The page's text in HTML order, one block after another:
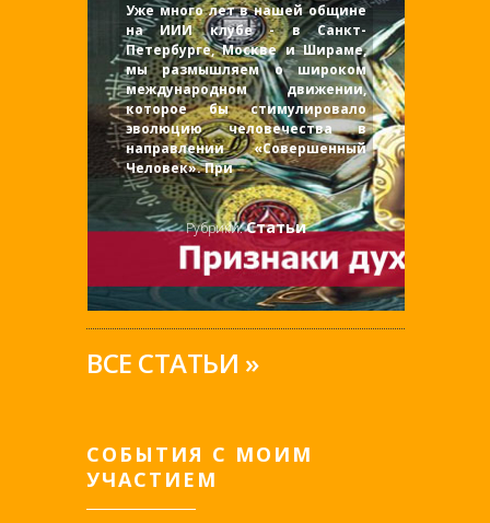
Уже много лет в нашей общине
на ИИИ клубе - в Санкт-
Петербурге, Москве и Шираме,
мы размышляем о широком
международном движении,
которое бы стимулировало
эволюцию человечества в
направлении «Совершенный
Человек». При
Рубрики:Статьи
ВСЕ СТАТЬИ »
СОБЫТИЯ С МОИМ
УЧАСТИЕМ